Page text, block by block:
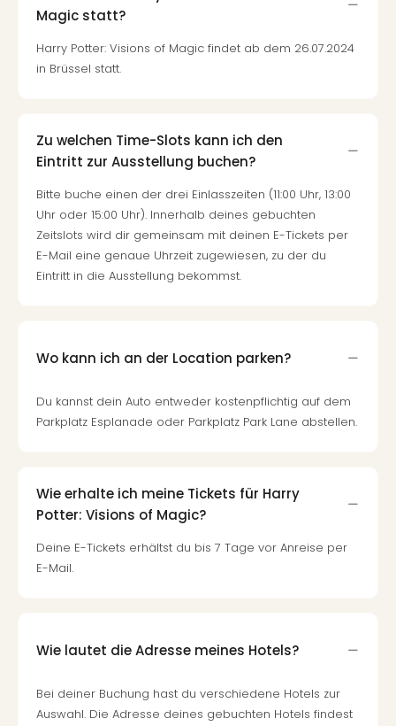
Magic statt?
Harry Potter: Visions of Magic findet ab dem 26.07.2024
in Brüssel statt.
Zu welchen Time-Slots kann ich den
Eintritt zur Ausstellung buchen?
Bitte buche einen der drei Einlasszeiten (11:00 Uhr, 13:00
Uhr oder 15:00 Uhr). Innerhalb deines gebuchten
Zeitslots wird dir gemeinsam mit deinen E-Tickets per
E-Mail eine genaue Uhrzeit zugewiesen, zu der du
Eintritt in die Ausstellung bekommst.
Wo kann ich an der Location parken?
Du kannst dein Auto entweder kostenpflichtig auf dem
Parkplatz Esplanade oder Parkplatz Park Lane abstellen.
Wie erhalte ich meine Tickets für Harry
Potter: Visions of Magic?
Deine E-Tickets erhältst du bis 7 Tage vor Anreise per
E-Mail.
Wie lautet die Adresse meines Hotels?
Bei deiner Buchung hast du verschiedene Hotels zur
Auswahl. Die Adresse deines gebuchten Hotels findest